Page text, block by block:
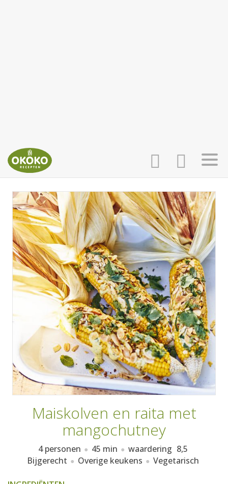
INLOGGEN
AANMELDEN
HOME
RECEPTEN
WEEKMENU'S
KOOKBOEKEN
Maiskolven en raita met
mangochutney
4 personen 45 min waardering 8,5
Bijgerecht
Overige keukens Vegetarisch